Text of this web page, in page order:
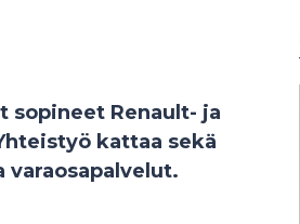
sopineet Renault- ja
kattaa sekä